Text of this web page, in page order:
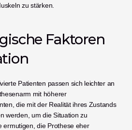
zu stärken.
Faktoren
Patienten passen sich leichter an
mit höherer
die mit der Realität ihres Zustands
werden, um die Situation zu
ermutigen, die Prothese eher